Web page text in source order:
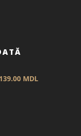
139.00 MDL